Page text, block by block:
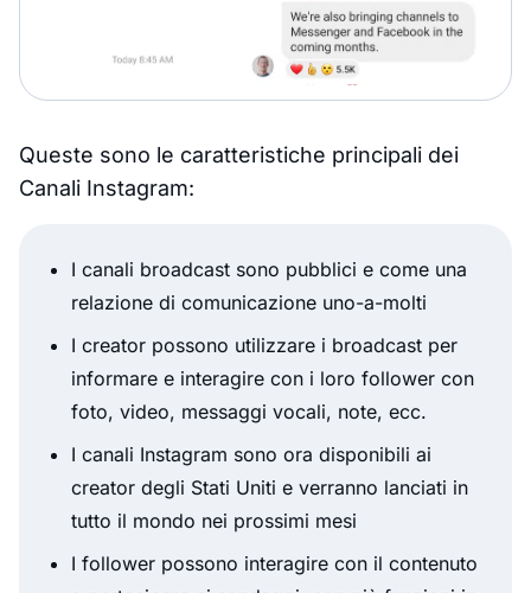
Queste sono le caratteristiche principali dei
Canali Instagram:
I canali broadcast sono pubblici e come una
relazione di comunicazione uno-a-molti
I creator possono utilizzare i broadcast per
informare e interagire con i loro follower con
foto, video, messaggi vocali, note, ecc.
I canali Instagram sono ora disponibili ai
creator degli Stati Uniti e verranno lanciati in
tutto il mondo nei prossimi mesi
I follower possono interagire con il contenuto